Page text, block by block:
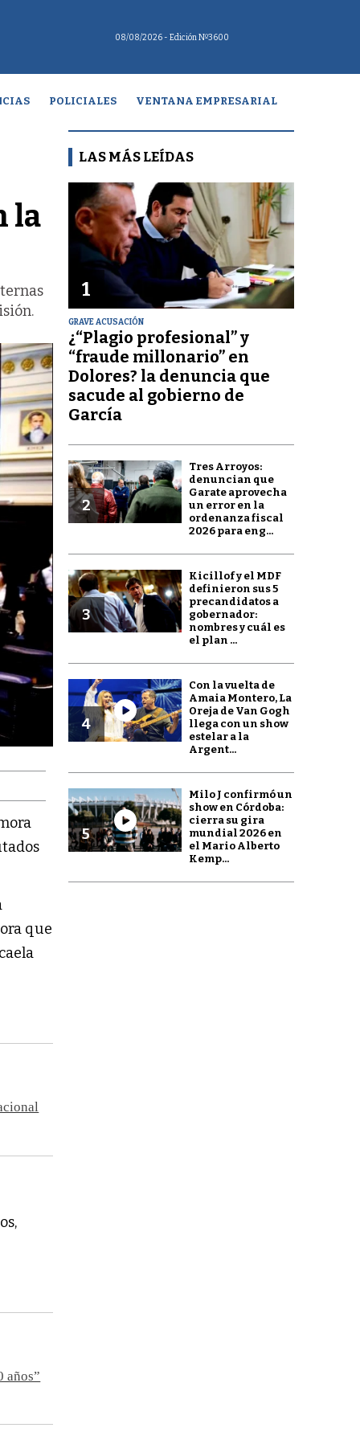
08/08/2026 - Edición Nº3600
POLICIALES VENTANA EMPRESARIAL
la
que
años”
LAS MÁS LEÍDAS
1
GRAVE ACUSACIÓN
¿“Plagio profesional” y
“fraude millonario” en
Dolores? la denuncia que
sacude al gobierno de
García
2
Tres Arroyos:
denuncian que
Garate aprovecha
un error en la
ordenanza fiscal
2026 para eng...
3
Kicillof y el MDF
definieron sus 5
precandidatos a
gobernador:
nombres y cuál es
el plan ...
4
Con la vuelta de
Amaia Montero, La
Oreja de Van Gogh
llega con un show
estelar a la
Argent...
5
Milo J confirmó un
show en Córdoba:
cierra su gira
mundial 2026 en
el Mario Alberto
Kemp...